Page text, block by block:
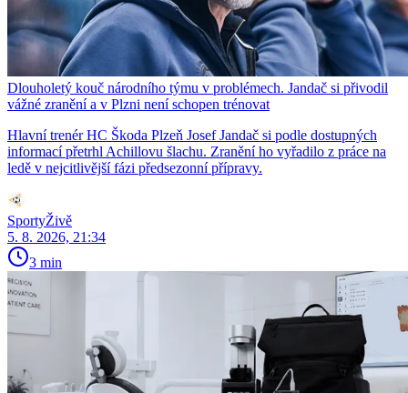
Dlouholetý kouč národního týmu v problémech. Jandač si přivodil
vážné zranění a v Plzni není schopen trénovat
Hlavní trenér HC Škoda Plzeň Josef Jandač si podle dostupných
informací přetrhl Achillovu šlachu. Zranění ho vyřadilo z práce na
ledě v nejcitlivější fázi předsezonní přípravy.
SportyŽivě
5. 8. 2026, 21:34
3 min